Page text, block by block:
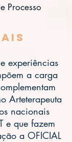
Processo
experiências
a carga
Arteterapeuta
nacionais
e que fazem
a OFICIAL